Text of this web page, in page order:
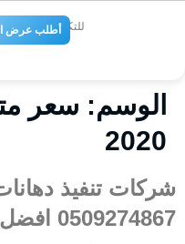
للتكييف والتبريد
أطلب عرض
الوسم: سعر
2020
شركات تنفيذ
0509274867 افضل شركة دهان بالرياض